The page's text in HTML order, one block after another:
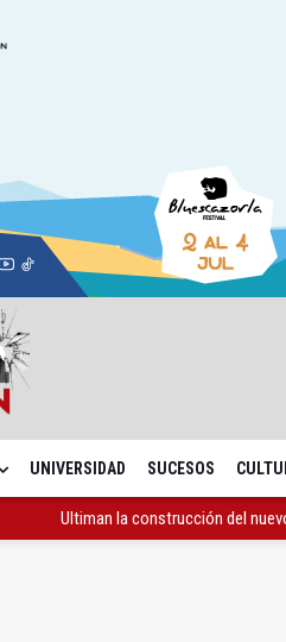
UNIVERSIDAD SUCESOS
La red de refugios climáticos